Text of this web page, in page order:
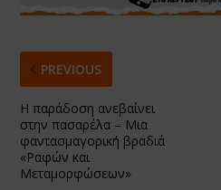
PREVIOUS
Η παράδοση ανεβαίνει
στην πασαρέλα – Μια
φαντασμαγορική βραδιά
«Ραφών και
Μεταμορφώσεων»